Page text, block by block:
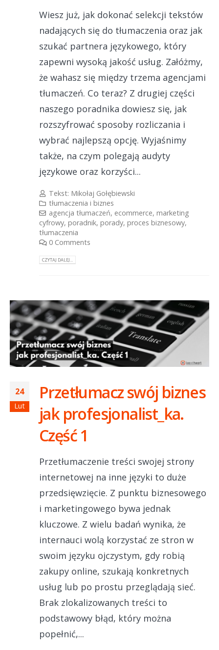
Wiesz już, jak dokonać selekcji tekstów
nadających się do tłumaczenia oraz jak
szukać partnera językowego, który
zapewni wysoką jakość usług. Załóżmy,
że wahasz się między trzema agencjami
tłumaczeń. Co teraz? Z drugiej części
naszego poradnika dowiesz się, jak
rozszyfrować sposoby rozliczania i
wybrać najlepszą opcję. Wyjaśnimy
także, na czym polegają audyty
językowe oraz korzyści...
Tekst: Mikołaj Gołębiewski
tłumaczenia i biznes
agencja tłumaczeń, ecommerce,marketing
cyfrowy, poradnik, porady, proces biznesowy,
tłumaczenia
0 Comments
CZYTAJ DALEJ...
24
Lut
Przetłumacz swój biznes
jak profesjonalist_ka.
Część 1
Przetłumaczenie treści swojej strony
internetowej na inne języki to duże
przedsięwzięcie. Z punktu biznesowego
i marketingowego bywa jednak
kluczowe. Z wielu badań wynika, że
internauci wolą korzystać ze stron w
swoim języku ojczystym, gdy robią
zakupy online, szukają konkretnych
usług lub po prostu przeglądają sieć.
Brak zlokalizowanych treści to
podstawowy błąd, który można
popełnić,...